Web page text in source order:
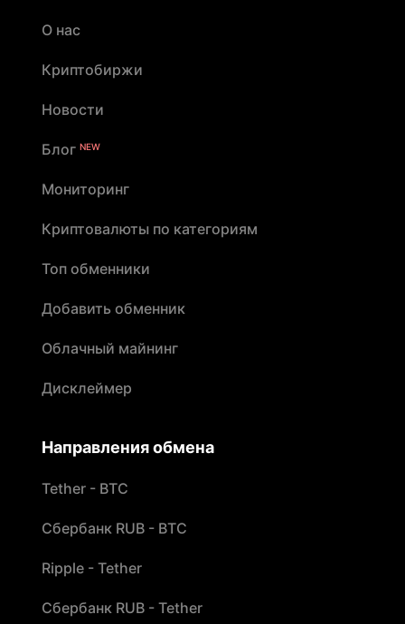
О нас
Криптобиржи
Новости
Блог NEW
Мониторинг
Криптовалюты по категориям
Топ обменники
Добавить обменник
Облачный майнинг
Дисклеймер
Направления обмена
Tether - BTC
Сбербанк RUB - BTC
Ripple - Tether
Сбербанк RUB - Tether